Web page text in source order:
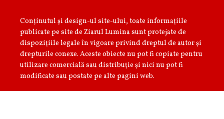
Conținutul și design-ul site-ului, toate informaţiile
publicate pe site de Ziarul Lumina sunt protejate de
dispoziţiile legale în vigoare privind dreptul de autor şi
drepturile conexe. Aceste obiecte nu pot fi copiate pentru
utilizare comercială sau distribuţie şi nici nu pot fi
modificate sau postate pe alte pagini web.